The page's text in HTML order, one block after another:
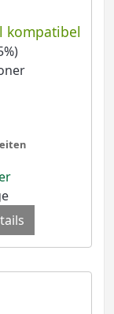
kompatibel